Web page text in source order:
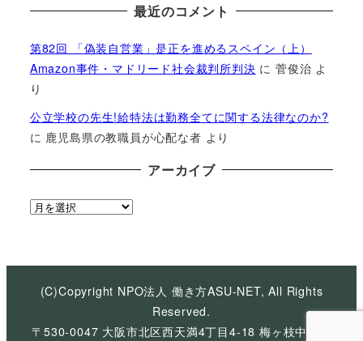
最近のコメント
第82回 「偽装自営業」是正を進めるスペイン（上）
Amazon事件・マドリード社会裁判所判決 に菅俊治 よ
り
公立学校の先生!給特法は勤務全てに関する法律なのか?
に 鹿児島県の教職員が心配な者 より
アーカイブ
ア
イ
(C)Copyright NPO法人 働き方ASU-NET, All Rights
Reserved.
〒530-0047 大阪市北区西天満4丁目4-18 梅ヶ枝中央ビ